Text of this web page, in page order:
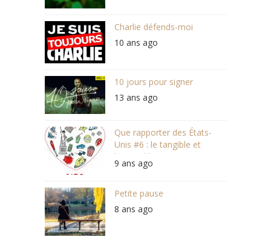
Charlie défends-moi
10 ans ago
10 jours pour signer
13 ans ago
Que rapporter des États-
Unis #6 : le tangible et
l’intangible
9 ans ago
Petite pause
8 ans ago